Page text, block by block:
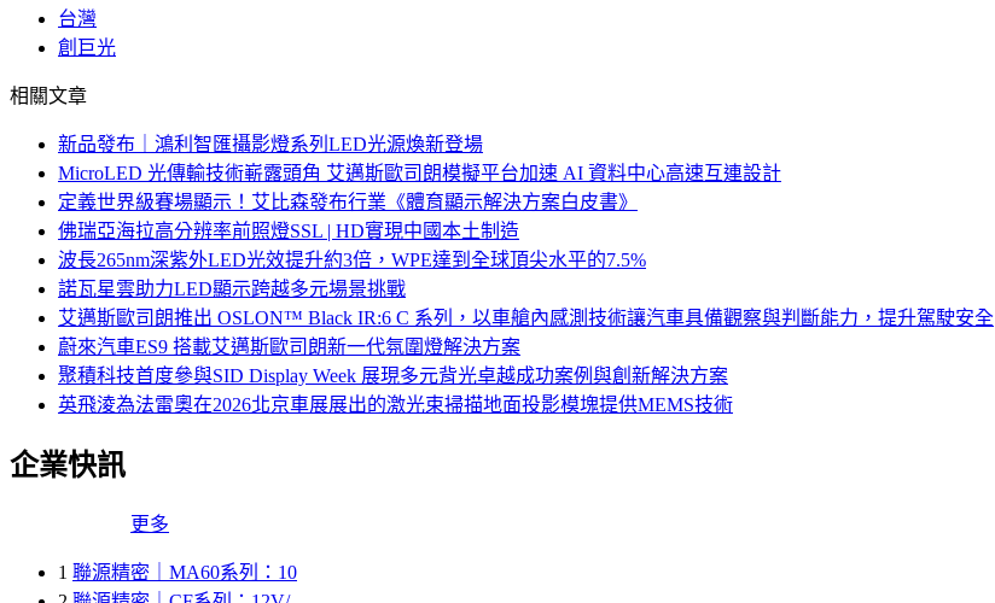
台灣
創巨光
相關文章
新品發布｜鴻利智匯攝影燈系列LED光源煥新登場
MicroLED 光傳輸技術嶄露頭角 艾邁斯歐司朗模擬平台加速 AI 資料中心高速互連設計
定義世界級賽場顯示！艾比森發布行業《體育顯示解決方案白皮書》
佛瑞亞海拉高分辨率前照燈SSL | HD實現中國本土制造
波長265nm深紫外LED光效提升約3倍，WPE達到全球頂尖水平的7.5%
諾瓦星雲助力LED顯示跨越多元場景挑戰
艾邁斯歐司朗推出 OSLON™ Black IR:6 C 系列，以車艙內感測技術讓汽車具備觀察與判斷能力，提升駕駛安全
蔚來汽車ES9 搭載艾邁斯歐司朗新一代氛圍燈解決方案
聚積科技首度參與SID Display Week 展現多元背光卓越成功案例與創新解決方案
英飛淩為法雷奧在2026北京車展展出的激光束掃描地面投影模塊提供MEMS技術
企業快訊
更多
1 聯源精密｜MA60系列：10